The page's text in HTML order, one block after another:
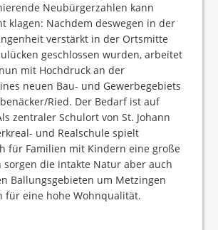
Neubürgerzahlen kann
klagen: Nachdem deswegen in der
verstärkt in der Ortsmitte
geschlossen wurden, arbeitet
mit Hochdruck an der
neuen Bau- und Gewerbegebiets
Ried. Der Bedarf ist auf
zentraler Schulort von St. Johann
und Realschule spielt
für Familien mit Kindern eine große
sorgen die intakte Natur aber auch
Ballungsgebieten um Metzingen
für eine hohe Wohnqualität.